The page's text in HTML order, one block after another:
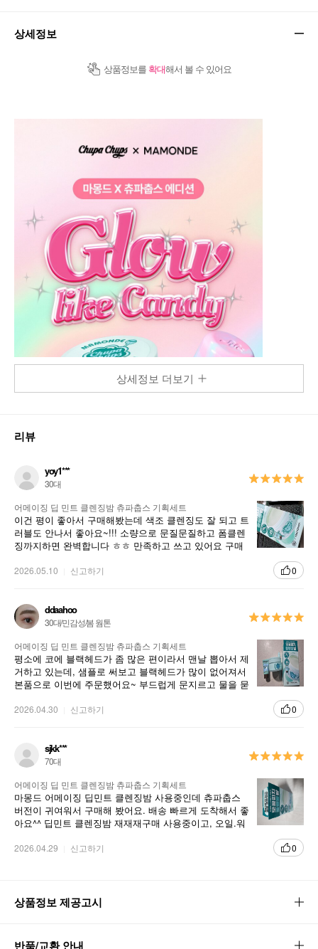
상세정보
상품정보를 확대해서 볼 수 있어요
상세정보 더보기
리뷰
yoy1***
30대
어메이징 딥 민트 클렌징밤 츄파춥스 기획세트
이건 평이 좋아서 구매해봤는데 색조 클렌징도 잘 되고 트
러블도 안나서 좋아요~!!! 소량으로 문질문질하고 폼클렌
징까지하면 완벽합니다 ㅎㅎ 만족하고 쓰고 있어요 구매
2026.05.10 신고하기 0
ddaahoo
30대/민감성/봄 웜톤
어메이징 딥 민트 클렌징밤 츄파춥스 기획세트
평소에 코에 블랙헤드가 좀 많은 편이라서 맨날 뽑아서 제
거하고 있는데, 샘플로 써보고 블랙헤드가 많이 없어져서
본품으로 이번에 주문했어요~ 부드럽게 문지르고 물을 묻
기해요
2026.04.30 신고하기 0
sjkk***
70대
어메이징 딥 민트 클렌징밤 츄파춥스 기획세트
마몽드 어메이징 딥민트 클렌징밤 사용중인데 츄파춥스
버전이 귀여워서 구매해 봤어요. 배송 빠르게 도착해서 좋
아요^^ 딥민트 클렌징밤 재재재구매 사용중이고, 오일.워
2026.04.29 신고하기 0
상품정보 제공고시
반품/교환 안내